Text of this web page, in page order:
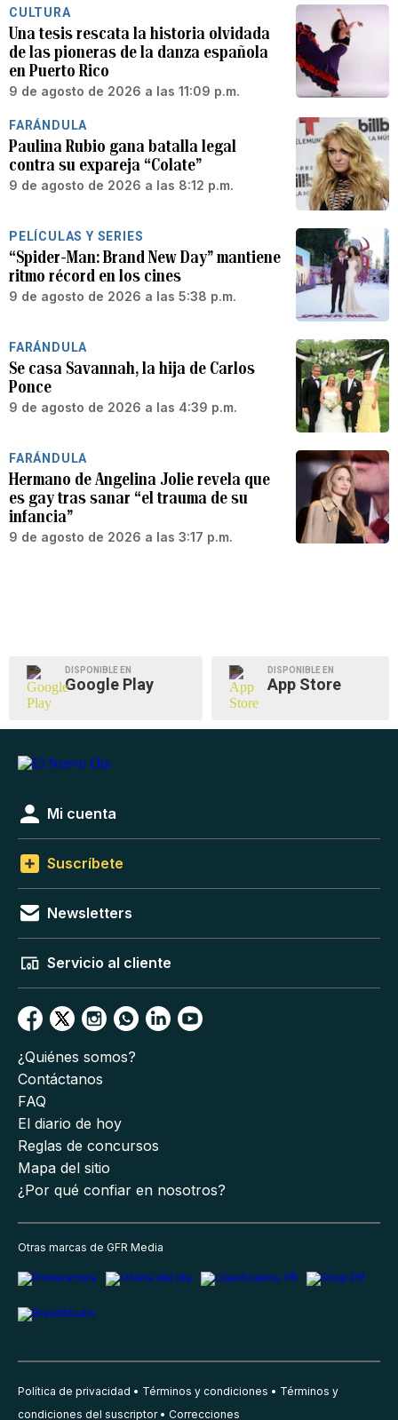
CULTURA
Una tesis rescata la historia olvidada
de las pioneras de la danza española
en Puerto Rico
9 de agosto de 2026 a las 11:09 p.m.
FARÁNDULA
Paulina Rubio gana batalla legal
contra su expareja “Colate”
9 de agosto de 2026 a las 8:12 p.m.
PELÍCULAS Y SERIES
“Spider-Man: Brand New Day” mantiene
ritmo récord en los cines
9 de agosto de 2026 a las 5:38 p.m.
FARÁNDULA
Se casa Savannah, la hija de Carlos
Ponce
9 de agosto de 2026 a las 4:39 p.m.
FARÁNDULA
Hermano de Angelina Jolie revela que
es gay tras sanar “el trauma de su
infancia”
9 de agosto de 2026 a las 3:17 p.m.
DISPONIBLE EN
Google Play
DISPONIBLE EN
App Store
Mi cuenta
Suscríbete
Newsletters
Servicio al cliente
¿Quiénes somos?
Contáctanos
FAQ
El diario de hoy
Reglas de concursos
Mapa del sitio
¿Por qué confiar en nosotros?
Otras marcas de GFR Media
Política de privacidad Términos y condiciones
Términos y
condiciones del suscriptor
Correcciones